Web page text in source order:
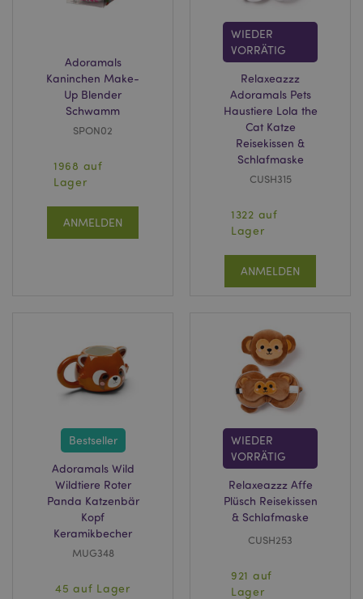
Adoramals
Kaninchen Make-
Up Blender
Schwamm
SPON02
1968 auf
Lager
ANMELDEN
WIEDER
VORRÄTIG
Relaxeazzz
Adoramals Pets
Haustiere Lola the
Cat Katze
Reisekissen &
Schlafmaske
CUSH315
1322 auf
Lager
ANMELDEN
Bestseller
Adoramals Wild
Wildtiere Roter
Panda Katzenbär
Kopf
Keramikbecher
MUG348
45 auf Lager
WIEDER
VORRÄTIG
Relaxeazzz Affe
Plüsch Reisekissen
& Schlafmaske
CUSH253
921 auf
Lager